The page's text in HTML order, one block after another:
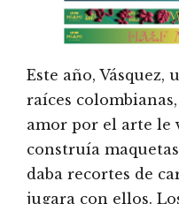
Este año, Vásquez,
raíces
amor por el arte le
construía
daba recortes de
jugara con ellos.